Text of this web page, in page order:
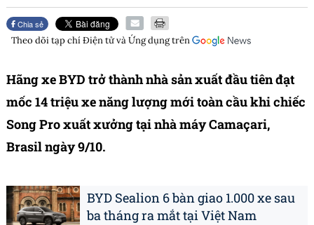
Chia sẻ
Theo dõi tạp chíĐiện tử và Ứng dụngtrên
Hãng xe BYD trở thành nhà sản xuất đầu tiên đạt
mốc 14 triệu xe năng lượng mới toàn cầu khi chiếc
Song Pro xuất xưởng tại nhà máy Camaçari,
Brasil ngày 9/10.
BYD Sealion 6 bàn giao 1.000 xe sau
ba tháng ra mắt tại Việt Nam